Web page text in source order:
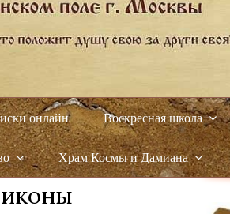
онлайн Воскресная школа
Храм Космы и Дамиана